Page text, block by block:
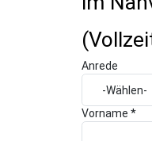
Anrede
Vorname *